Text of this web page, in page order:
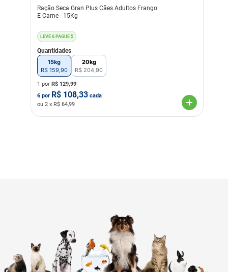
Ração Seca Gran Plus Cães Adultos Frango
E Carne - 15Kg
LEVE 6 PAGUE 5
Quantidades
15kg
R$ 159,90
20kg
R$ 204,90
1 por R$ 129,99
6 por R$ 108,33 cada
ou 2 x R$ 64,99